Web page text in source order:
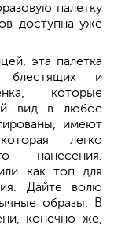
палетку
доступна уже
эта палетка
блестящих и
которые
вид в любое
имеют
легко
нанесения.
как топ для
Дайте волю
образы. В
конечно же,